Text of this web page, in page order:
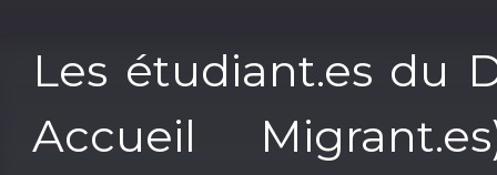
Les étudiant.es du
Accueil